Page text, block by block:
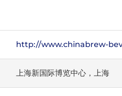
http://www.chinabrew-
上海新国际博览中心，上海